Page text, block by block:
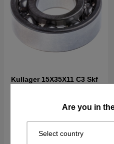
Are you in
Select country
Kullager 15X35X11 C3 Skf
I lager
Köp